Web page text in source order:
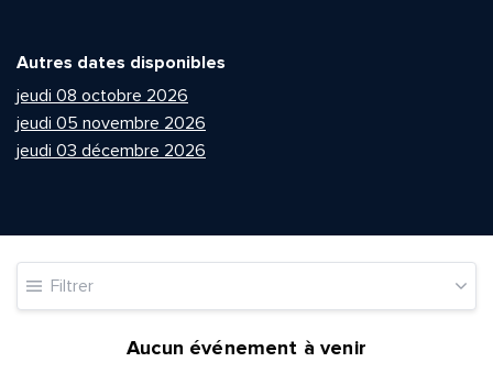
Autres dates disponibles
jeudi 08 octobre 2026
jeudi 05 novembre 2026
jeudi 03 décembre 2026
Filtrer
Aucun événement à venir